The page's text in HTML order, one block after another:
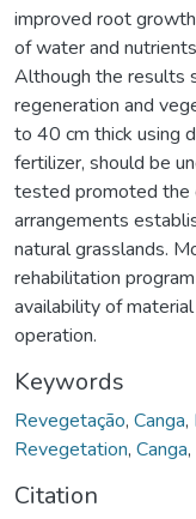
improved root
of water and
Although the results
regeneration and
to 40 cm thick using
fertilizer, should be
tested promoted the
arrangements
natural grasslands.
rehabilitation
availability of
operation.
Keywords
Revegetação, Canga,
Revegetation, Canga,
Citation